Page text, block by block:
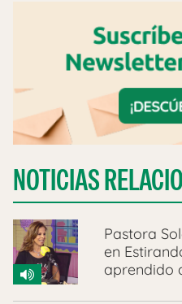
NOTICIAS
Pastora
en
aprendido